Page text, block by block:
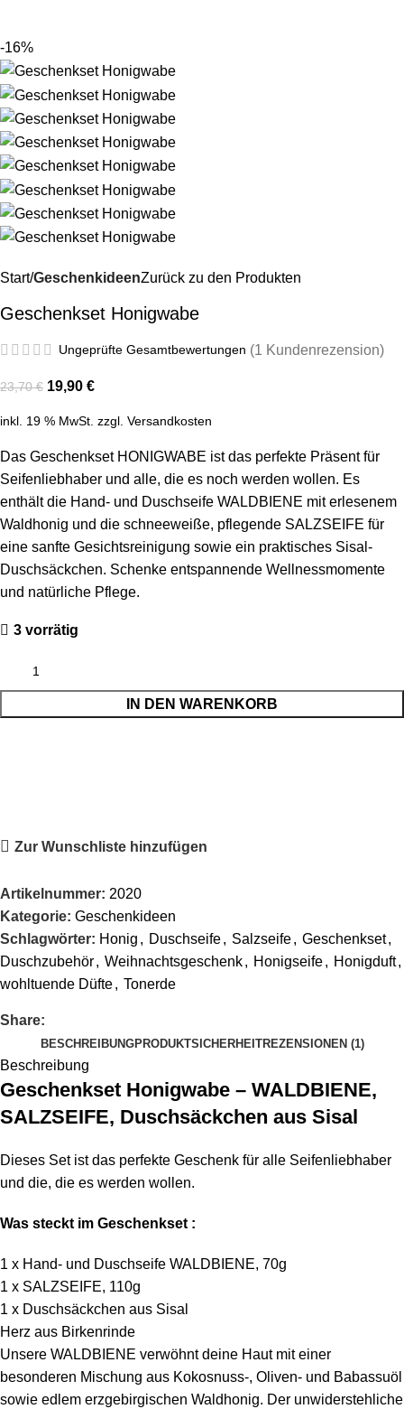
-16%
Start GeschenkideenZurück zu den Produkten
Geschenkset Honigwabe
Ungeprüfte Gesamtbewertungen (1 Kundenrezension)
23,70€ 19,90 €
inkl. 19 % MwSt. zzgl. Versandkosten
Das Geschenkset HONIGWABE ist das perfekte Präsent für
Seifenliebhaber und alle, die es noch werden wollen. Es
enthält die Hand- und Duschseife WALDBIENE mit erlesenem
Waldhonig und die schneeweiße, pflegende SALZSEIFE für
eine sanfte Gesichtsreinigung sowie ein praktisches Sisal-
Duschsäckchen. Schenke entspannende Wellnessmomente
und natürliche Pflege.
3 vorrätig
IN DEN WARENKORB
Zur Wunschliste hinzufügen
Artikelnummer: 2020
Kategorie: Geschenkideen
Schlagwörter: Honig , Duschseife, Salzseife, Geschenkset,
Duschzubehör, Weihnachtsgeschenk, Honigseife, Honigduft,
wohltuende Düfte, Tonerde
Share:
BESCHREIBUNGPRODUKTSICHERHEITREZENSIONEN (1)
Beschreibung
Geschenkset Honigwabe – WALDBIENE,
SALZSEIFE, Duschsäckchen aus Sisal
Dieses Set ist das perfekte Geschenk für alle Seifenliebhaber
und die, die es werden wollen.
Was steckt im Geschenkset :
1 x Hand- und Duschseife WALDBIENE, 70g
1 x SALZSEIFE, 110g
1 x Duschsäckchen aus Sisal
Herz aus Birkenrinde
Unsere WALDBIENE verwöhnt deine Haut mit einer
besonderen Mischung aus Kokosnuss-, Oliven- und Babassuöl
sowie edlem erzgebirgischen Waldhonig. Der unwiderstehliche